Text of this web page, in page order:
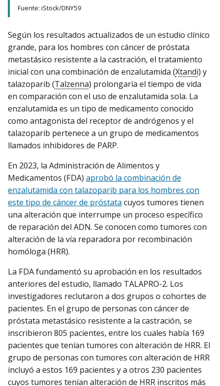
Fuente: iStock/DNY59
Según los resultados actualizados de un estudio clínico
grande, para los hombres con cáncer de próstata
metastásico resistente a la castración, el tratamiento
inicial con una combinación de enzalutamida (Xtandi) y
talazoparib (Talzenna) prolongaría el tiempo de vida
en comparación con el uso de enzalutamida sola. La
enzalutamida es un tipo de medicamento conocido
como antagonista del receptor de andrógenos y el
talazoparib pertenece a un grupo de medicamentos
llamados inhibidores de PARP.
En 2023, la Administración de Alimentos y
Medicamentos (FDA) aprobó la combinación de
enzalutamida con talazoparib para los hombres con
este tipo de cáncer de próstata cuyos tumores tienen
una alteración que interrumpe un proceso específico
de reparación del ADN. Se conocen como tumores con
alteración de la vía reparadora por recombinación
homóloga (HRR).
La FDA fundamentó su aprobación en los resultados
anteriores del estudio, llamado TALAPRO-2. Los
investigadores reclutaron a dos grupos o cohortes de
pacientes. En el grupo de personas con cáncer de
próstata metastásico resistente a la castración, se
inscribieron 805 pacientes, entre los cuales había 169
pacientes que tenían tumores con alteración de HRR. El
grupo de personas con tumores con alteración de HRR
incluyó a estos 169 pacientes y a otros 230 pacientes
cuyos tumores tenían alteración de HRR inscritos más